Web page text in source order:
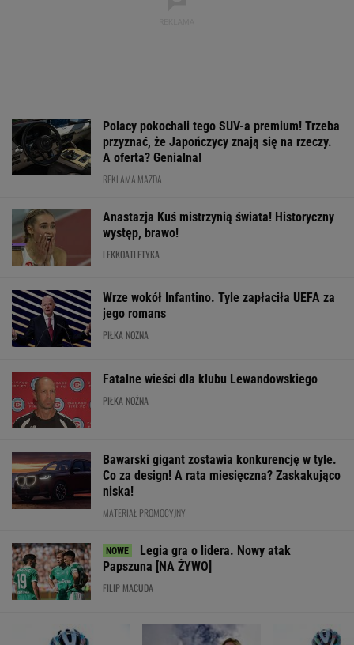
Polacy pokochali tego SUV-a premium! Trzeba
przyznać, że Japończycy znają się na rzeczy.
A oferta? Genialna!
REKLAMA MAZDA
Anastazja Kuś mistrzynią świata! Historyczny
występ, brawo!
LEKKOATLETYKA
Wrze wokół Infantino. Tyle zapłaciła UEFA za
jego romans
PIŁKA NOŻNA
Fatalne wieści dla klubu Lewandowskiego
PIŁKA NOŻNA
Bawarski gigant zostawia konkurencję w tyle.
Co za design! A rata miesięczna? Zaskakująco
niska!
MATERIAŁ PROMOCYJNY
Legia gra o lidera. Nowy atak
Papszuna [NA ŻYWO]
FILIP MACUDA